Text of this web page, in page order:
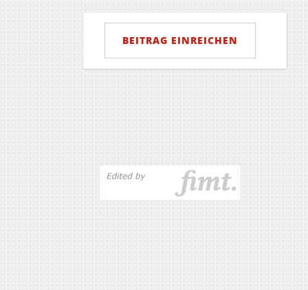
einreichen
BEITRAG EINREICHEN